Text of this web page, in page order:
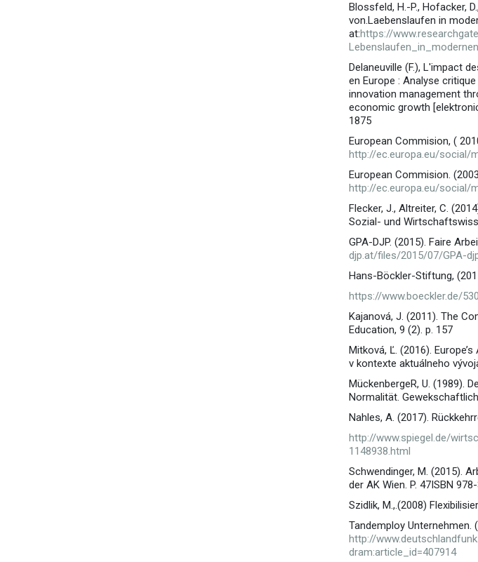
Blossfeld, H.-P., Hofacker,
von.Laebenslaufen in
at:https://
Delaneuville (F.), L'impact
en Europe : Analyse
innovation management
economic growth
1875
European Commision, (
http://ec.europa.eu/social/
European Commision.
http://ec.europa.eu/social/
Flecker, J., Altreiter, C.
Sozial- und
GPA-DJP. (2015). Faire
djp.at/files/2015/07/GPA-
Hans-Böckler-Stiftung,
https://www.boeckler.de/
Kajanová, J. (2011). The
Education, 9 (2). p. 157
Mitková, Ľ. (2016).
v kontexte aktuálneho
MückenbergeR, U. (1989).
Normalität.
Nahles, A. (2017).
http://www.spiegel.de/
1148938.html
Schwendinger, M. (2015).
der AK Wien. P. 47ISBN
Szidlik, M.,.(2008)
Tandemploy Unternehmen.
http://
dram:article_id=407914